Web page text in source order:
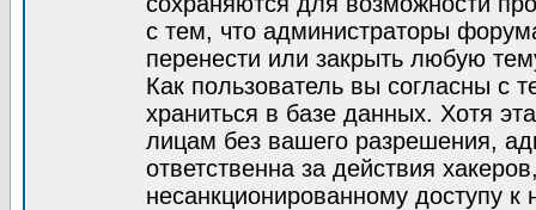
с тем, что администраторы
перенести или закрыть любую
Как пользователь вы согласны с
храниться в базе данных. Хотя
лицам без вашего разрешения,
ответственна за действия
несанкционированному доступу к